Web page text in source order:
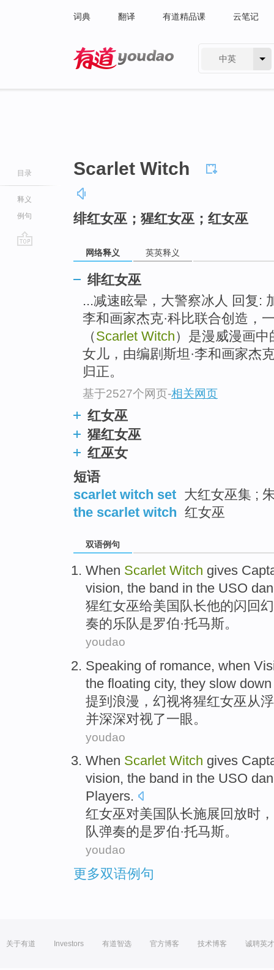
词典 翻译 有道精品课 云笔记
中英
目录
释义
例句
Scarlet Witch
绯红女巫；猩红女巫；红女巫
网络释义 英英释义
绯红女巫
...减速眩晕，大警察冰人 回复:
李和画家杰克·科比联合创造，
（Scarlet Witch）是漫威漫画
女儿，由编剧斯坦·李和画家杰
归正。
基于2527个网页-相关网页
红女巫
猩红女巫
红巫女
短语
scarlet witch set 大红女巫集 ;
the scarlet witch 红女巫
双语例句
When Scarlet Witch gives
vision, the band in the USO
猩红女巫给美国 队长他的闪回
奏的乐队是罗伯·托马斯。
youdao
Speaking of romance, when
the floating city, they slow down
提到 浪漫 ， 幻视将猩红女巫 从浮
并深深对视了一眼。
youdao
When Scarlet Witch gives
vision, the band in the USO
Players.
红女巫对美国 队长施展回放时
队弹奏的是罗伯·托马斯。
youdao
更多双语例句
关于有道 Investors 有道智选 官方博客 技术博客 诚聘英才